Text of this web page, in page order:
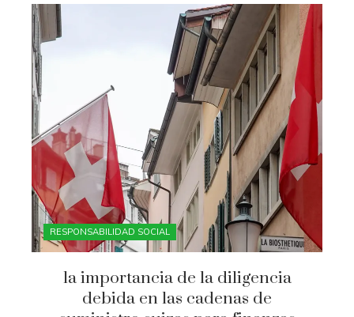
RESPONSABILIDAD SOCIAL
la importancia de la diligencia
debida en las cadenas de